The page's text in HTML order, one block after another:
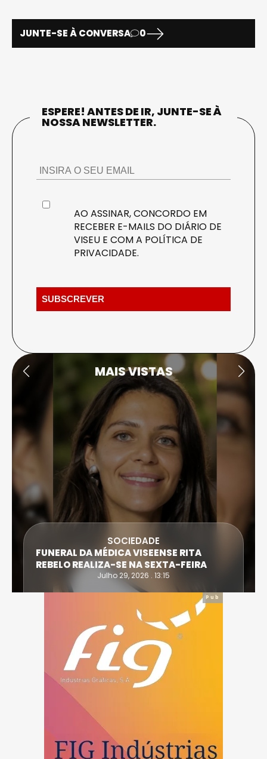
JUNTE-SE À CONVERSA 0
ESPERE! ANTES DE IR, JUNTE-SE À
NOSSA NEWSLETTER.
AO ASSINAR, CONCORDO EM
RECEBER E-MAILS DO DIÁRIO DE
VISEU E COM A POLÍTICA DE
PRIVACIDADE.
MAIS VISTAS
SOCIEDADE
FUNERAL DA MÉDICA VISEENSE RITA
REBELO REALIZA-SE NA SEXTA-FEIRA
Julho 29, 2026 . 13:15
Pub